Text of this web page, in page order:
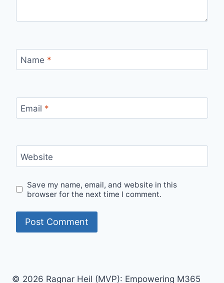
Name *
Email *
Website
Save my name, email, and website in this
browser for the next time I comment.
© 2026 Ragnar Heil (MVP): Empowering M365